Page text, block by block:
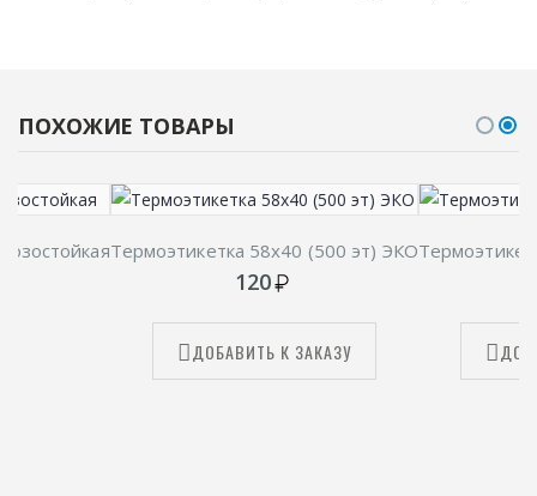
ПОХОЖИЕ ТОВАРЫ
Термоэтикетка 58х40 (500 эт) ЭКО
120
ДОБАВИТЬ К ЗАКАЗУ